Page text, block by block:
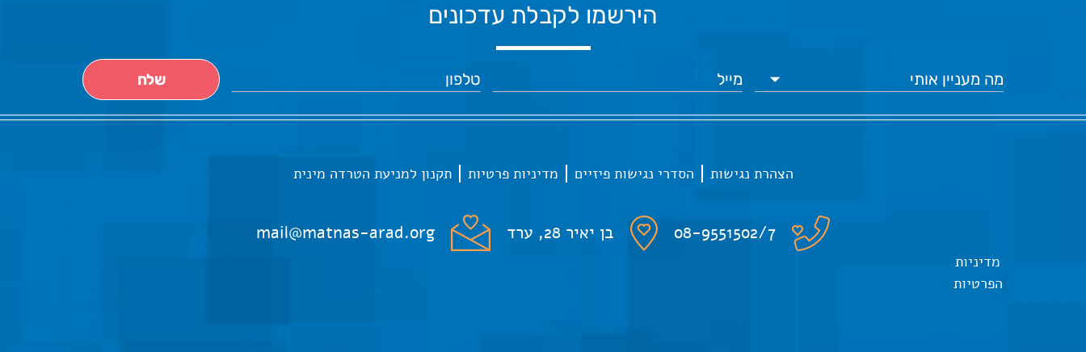
הירשמו לקבלת עדכונים
הצהרת נגישות הסדרי נגישות פיזיים מדיניות פרטיות תקנון למניעת הטרדה מינית
08-9551502/7 בן יאיר 28, ערד mail@matnas-arad.org
מדיניות
הפרטיות